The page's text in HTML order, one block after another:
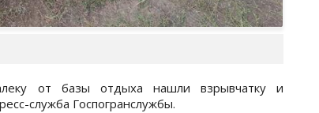
от базы отдыха нашли взрывчатку и
служба Госпогранслужбы.